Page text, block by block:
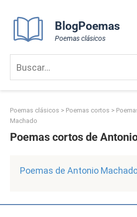
content
BlogPoemas
Poemas clásicos
Poemas clásicos > Poemas cortos >
Machado
Poemas cortos de
Poemas de Antonio